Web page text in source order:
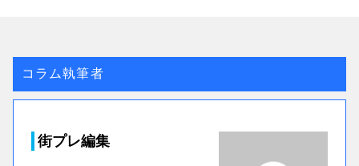
コラム執筆者
街プレ編集